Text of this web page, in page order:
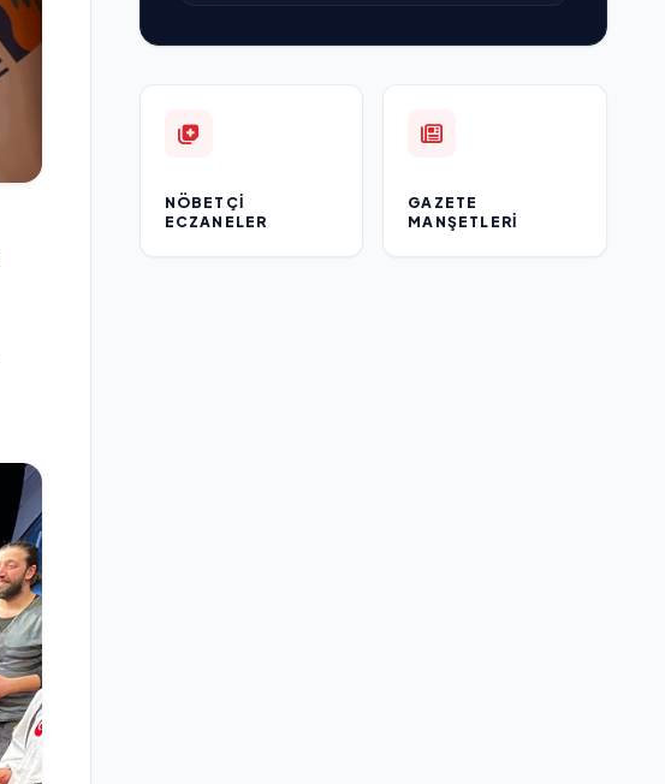
NÖBETÇI
ECZANELER
GAZETE
MANŞETLERI